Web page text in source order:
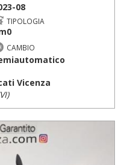
08
TIPOLOGIA
CAMBIO
Vicenza